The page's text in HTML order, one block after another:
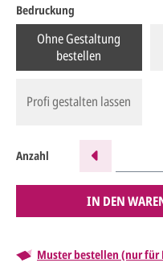
Bedruckung
Ohne Gestaltung
bestellen
Profi gestalten lassen
Anzahl
IN DEN
Muster bestellen (nur für